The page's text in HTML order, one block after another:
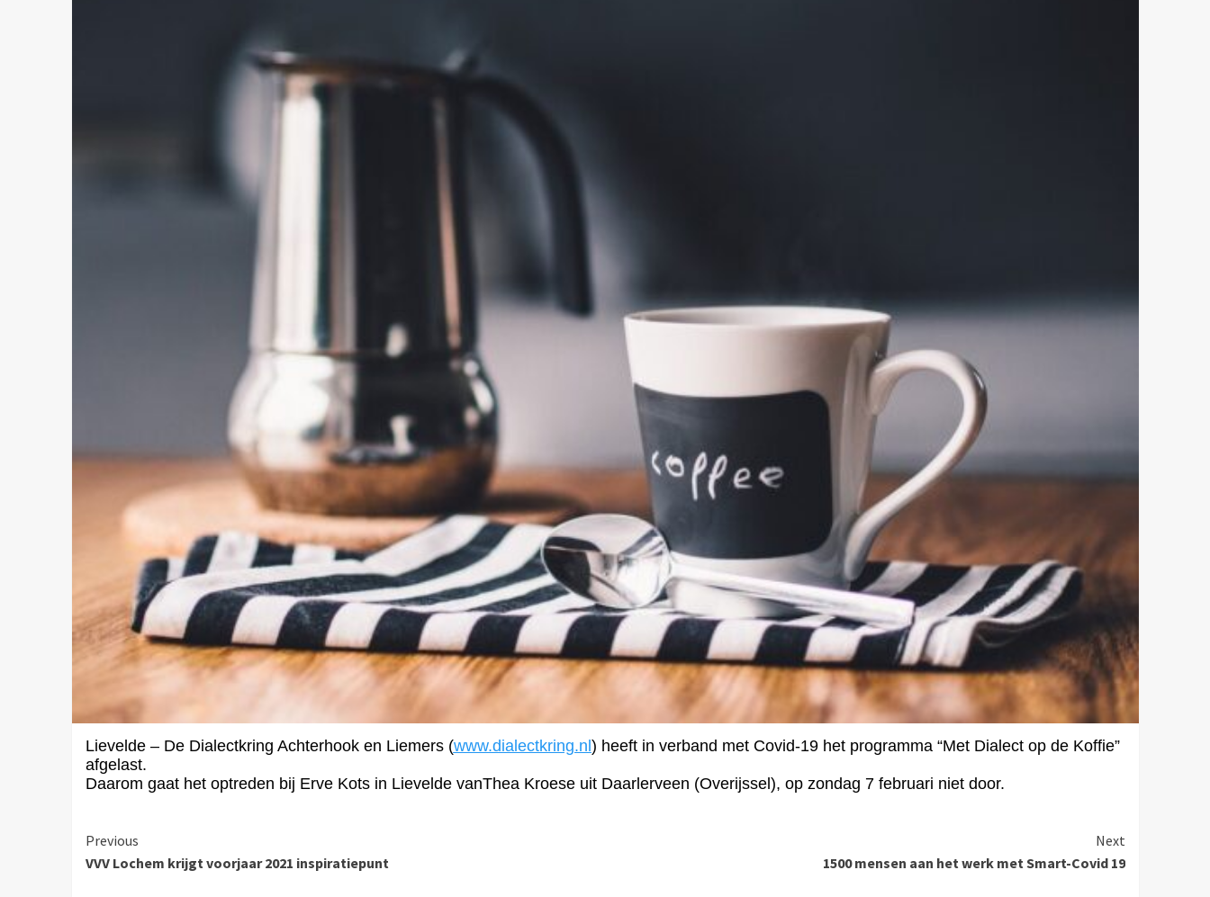
Lievelde – De Dialectkring Achterhook en Liemers (www.dialectkring.nl) heeft in verband met Covid-19 het programma “Met Dialect op de Koffie”
afgelast.
Daarom gaat het optreden bij Erve Kots in Lievelde vanThea Kroese uit Daarlerveen (Overijssel), op zondag 7 februari niet door.
Previous
VVV Lochem krijgt voorjaar 2021 inspiratiepunt
Next
1500 mensen aan het werk met Smart-Covid 19